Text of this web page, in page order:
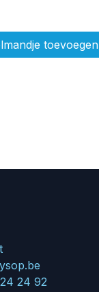
toevoegen
24 92